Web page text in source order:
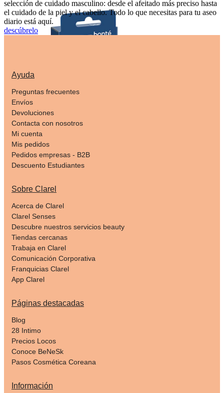
selección de cuidado masculino: desde el afeitado más preciso hasta
el cuidado de la piel y el cabello. Todo lo que necesitas para tu aseo
diario está aquí.
descúbrelo
Ayuda
Preguntas frecuentes
Envíos
Devoluciones
Contacta con nosotros
Mi cuenta
Mis pedidos
Pedidos empresas - B2B
Descuento Estudiantes
Sobre Clarel
Acerca de Clarel
Clarel Senses
Descubre nuestros servicios beauty
Tiendas cercanas
Trabaja en Clarel
Comunicación Corporativa
Franquicias Clarel
App Clarel
Páginas destacadas
Blog
28 Intimo
Precios Locos
Conoce BeNeSk
Pasos Cosmética Coreana
Información